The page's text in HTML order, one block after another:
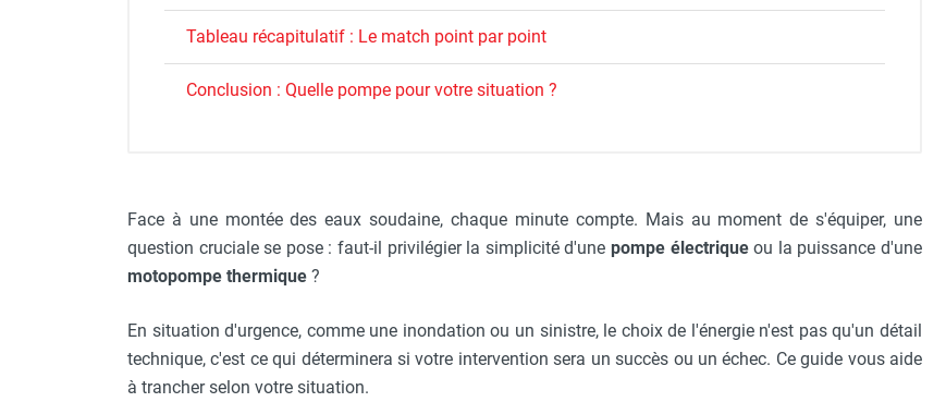
STOCKAGE, CUVE ET
MOBILIER
APPAREIL DE MESURE
Tableau récapitulatif : Le match point par point
Conclusion : Quelle pompe pour votre situation ?
Face à une montée des eaux soudaine, chaque minute compte. Mais au moment de s'équiper, une
question cruciale se pose : faut-il privilégier la simplicité d'une pompe électriqueou la puissance d'une
motopompe thermique ?
En situation d'urgence, comme une inondation ou un sinistre, le choix de l'énergie n'est pas qu'un détail
technique, c'est ce qui déterminera si votre intervention sera un succès ou un échec. Ce guide vous aide
à trancher selon votre situation.